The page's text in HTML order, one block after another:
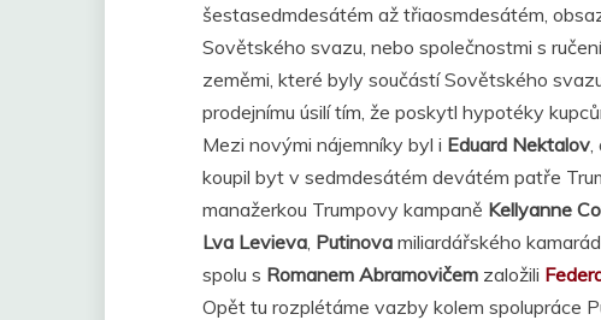
šestasedmdesátém až třiaosmdesátém,
Sovětského svazu, nebo společnostmi s
zeměmi, které byly součástí Sovětského
prodejnímu úsilí tím, že poskytl hypotéky
Mezi novými nájemníky byl i Eduard Nektalov,
koupil byt v sedmdesátém devátém patře
manažerkou Trumpovy kampaně Kellyanne
Lva Levieva, Putinova miliardářského
spolu s Romanem Abramovičem založili
Opět tu rozplétáme vazby kolem spolupráce